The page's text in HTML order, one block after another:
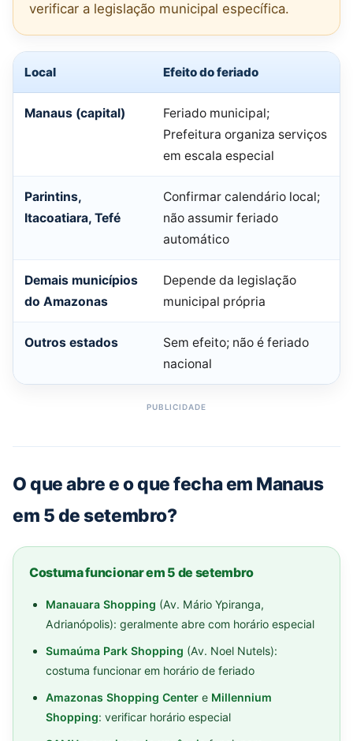
verificar a legislação municipal específica.
Local Efeito do feriado
Manaus (capital)
Feriado municipal;
Prefeitura organiza serviços
em escala especial
Parintins,
Itacoatiara, Tefé
Confirmar calendário local;
não assumir feriado
automático
Demais municípios
do Amazonas
Depende da legislação
municipal própria
Outros estados
Sem efeito; não é feriado
nacional
O que abre e o que fecha em Manaus
em 5 de setembro?
Costuma funcionar em 5 de setembro
Manauara Shopping (Av. Mário Ypiranga,
Adrianópolis): geralmente abre com horário especial
Sumaúma Park Shopping (Av. Noel Nutels):
costuma funcionar em horário de feriado
Amazonas Shopping Centere Millennium
Shopping: verificar horário especial